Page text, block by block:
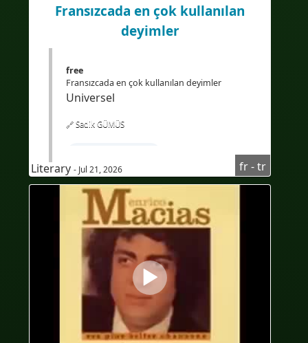
#eLearning
Fransızcada en çok kullanılan
deyimler
free
Fransızcada en çok kullanılan deyimler
Universel
🔗 Sadik GÜMÜS
#TürkçekonuşanlariçinFransızcakursu
#Fransızcadinlediğinianlama
#Audioenfrançais
#AudioFransızca
#sous-titresenturc
#altyazılarTürkçe
#sous-titresbilingues
#IA
#İkidilli
#İkidillialtyazılar
Literary - Jul 21, 2026 fr - tr